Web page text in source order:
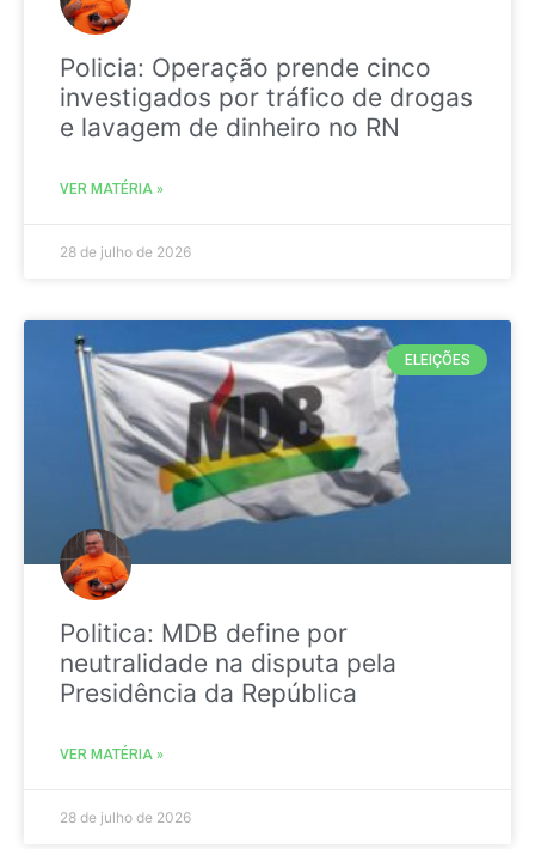
Policia: Operação prende cinco
investigados por tráfico de drogas
e lavagem de dinheiro no RN
VER MATÉRIA »
28 de julho de 2026
ELEIÇÕES
Politica: MDB define por
neutralidade na disputa pela
Presidência da República
VER MATÉRIA »
28 de julho de 2026